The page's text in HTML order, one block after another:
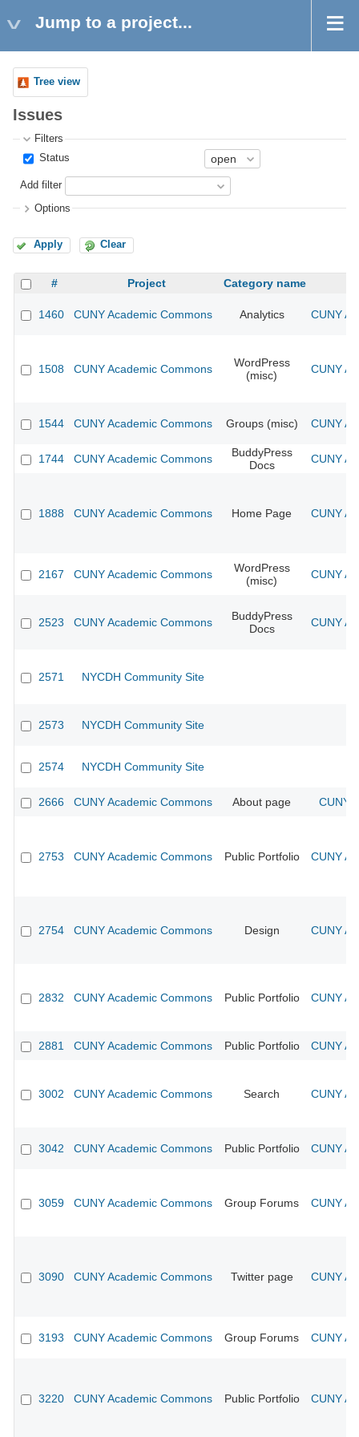
Jump to a project...
Tree view
Issues
Filters
Status
Add filter
Options
Apply Clear
# Project Category name
1460 CUNY Academic Commons Analytics CUNY
1508 CUNY Academic Commons
WordPress
(misc)
CUNY
1544 CUNY Academic Commons Groups (misc) CUNY
1744 CUNY Academic Commons
BuddyPress
Docs
CUNY
1888 CUNY Academic Commons Home Page CUNY
2167 CUNY Academic Commons
WordPress
(misc)
CUNY
2523 CUNY Academic Commons
BuddyPress
Docs
CUNY
2571 NYCDH Community Site
2573 NYCDH Community Site
2574 NYCDH Community Site
2666 CUNY Academic Commons About page CUNY
2753 CUNY Academic Commons Public Portfolio CUNY
2754 CUNY Academic Commons Design CUNY
2832 CUNY Academic Commons Public Portfolio CUNY
2881 CUNY Academic Commons Public Portfolio CUNY
3002 CUNY Academic Commons Search CUNY
3042 CUNY Academic Commons Public Portfolio CUNY
3059 CUNY Academic Commons Group Forums CUNY
3090 CUNY Academic Commons Twitter page CUNY
3193 CUNY Academic Commons Group Forums CUNY
3220 CUNY Academic Commons Public Portfolio CUNY